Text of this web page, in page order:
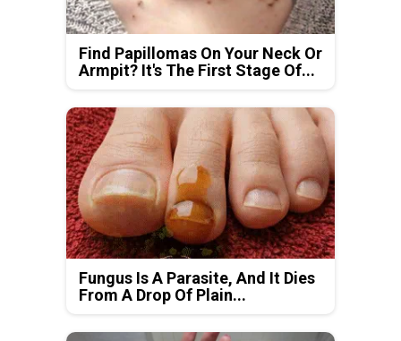
Find Papillomas On Your Neck Or
Armpit? It's The First Stage Of...
Fungus Is A Parasite, And It Dies
From A Drop Of Plain...